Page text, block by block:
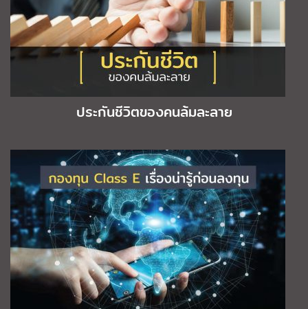
ประกันชีวิตของคนล้มละลาย